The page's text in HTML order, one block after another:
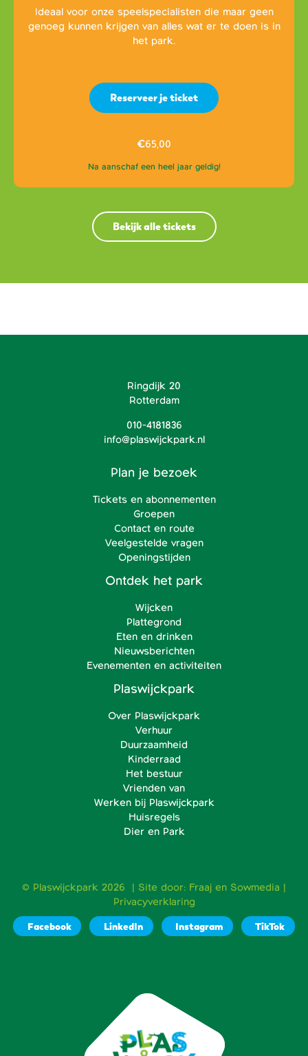
Ideaal voor onze speelspecialisten die maar geen
genoeg kunnen krijgen van alles wat er te doen is in
het park.
Reserveer je ticket
€65,00
Na aanschaf een heel jaar geldig!
Bekijk alle tickets
Ringdijk 20
Rotterdam
010-4181836
info@plaswijckpark.nl
Plan je bezoek
Tickets en abonnementen
Groepen
Contact en route
Veelgestelde vragen
Openingstijden
Ontdek het park
Wijcken
Plattegrond
Eten en drinken
Nieuwsberichten
Evenementen en activiteiten
Plaswijckpark
Over Plaswijckpark
Verhuur
Duurzaamheid
Kinderraad
Het bestuur
Vrienden van
Werken bij Plaswijckpark
Huisregels
Dier en Park
© Plaswijckpark 2026 | Site door: Fraaj en Sowmedia |
Privacyverklaring
Facebook
LinkedIn Instagram TikTok